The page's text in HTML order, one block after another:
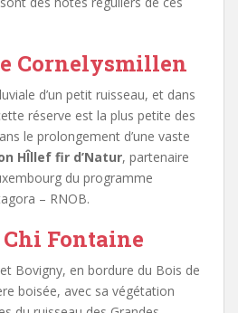
Cornelysmillen
d’un petit ruisseau, et dans
réserve est la plus petite des
le prolongement d’une vaste
HÎllef fir d’Natur, partenaire
du programme
– RNOB.
Chi Fontaine
Bovigny, en bordure du Bois de
boisée, avec sa végétation